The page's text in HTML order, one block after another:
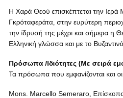
Η Χαρά Θεού επισκέπτεται την
Γκρόταφεράτα, στην ευρύτερη
την ίδρυσή της μέχρι και σήμερα η
Ελληνική γλώσσα και με το
Πρόσωπα /Ιδιότητες (Με σειρά
Τα πρόσωπα που εμφανίζονται και οι
Mons. Marcello Semeraro,